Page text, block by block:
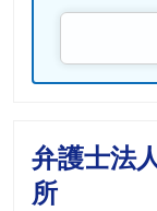
弁護士法
所